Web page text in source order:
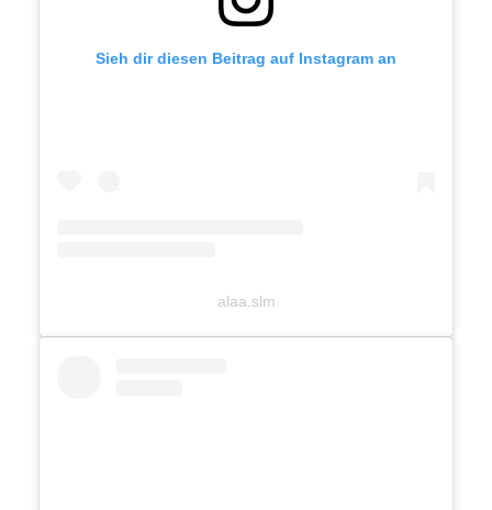
Sieh dir diesen Beitrag auf Instagram an
alaa.slm